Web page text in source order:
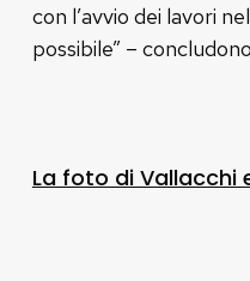
con l’avvio dei lavori
possibile” –
La foto di Vallacchi